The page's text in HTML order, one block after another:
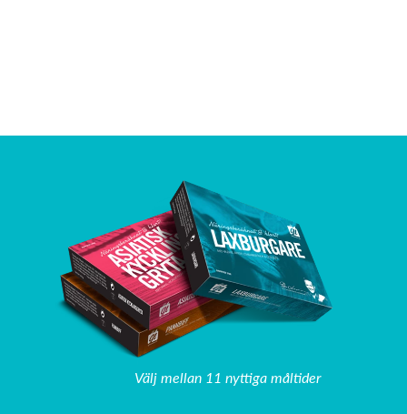
Välj mellan 11 nyttiga måltider